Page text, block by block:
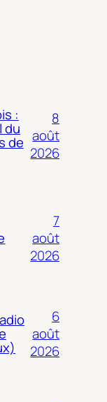
:
du
de
8
août
2026
7
août
2026
6
août
2026